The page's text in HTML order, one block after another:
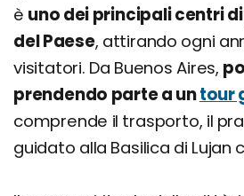
è uno dei principali centri
del Paese, attirando ogni
visitatori. Da Buenos Aires,
prendendo parte a untour
comprende il trasporto, il
guidato alla Basilica di Lujan